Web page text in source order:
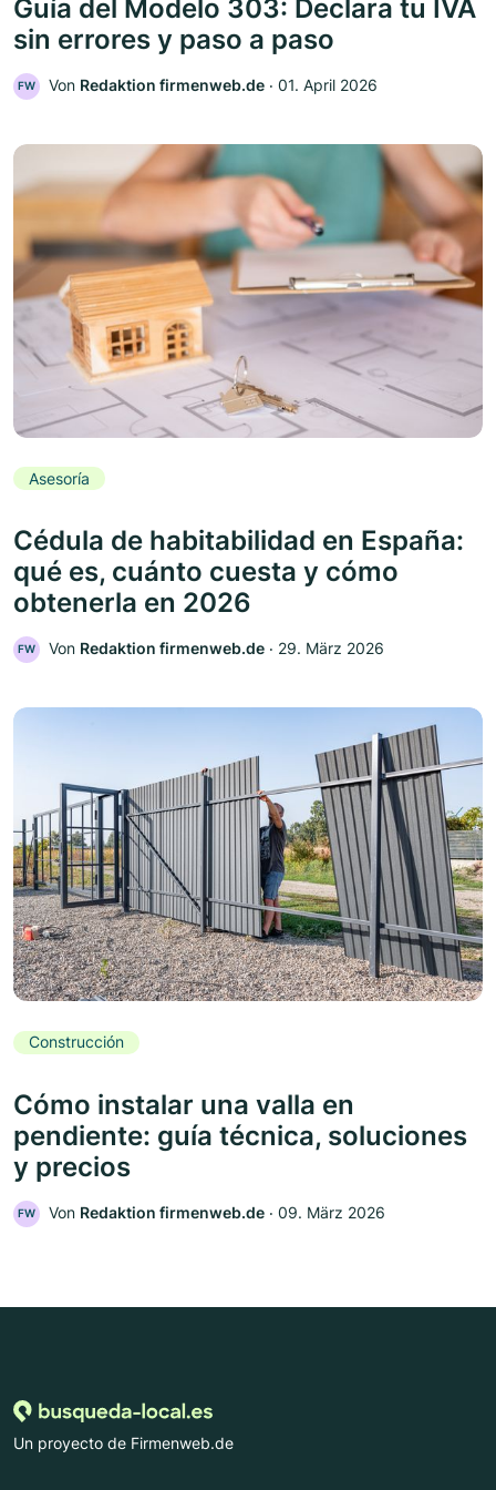
Guía del Modelo 303: Declara tu IVA
sin errores y paso a paso
FW Von Redaktion firmenweb.de ‧ 01. April 2026
Asesoría
Cédula de habitabilidad en España:
qué es, cuánto cuesta y cómo
obtenerla en 2026
FW Von Redaktion firmenweb.de ‧ 29. März 2026
Construcción
Cómo instalar una valla en
pendiente: guía técnica, soluciones
y precios
FW Von Redaktion firmenweb.de ‧ 09. März 2026
Un proyecto de Firmenweb.de